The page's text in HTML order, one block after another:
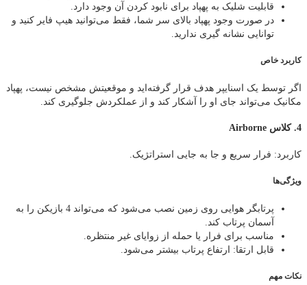
قابلیت شلیک به پهپاد برای نابود کردن آن وجود دارد.
در صورت وجود پهپاد بالای سر شما، فقط می‌توانید هیپ‌ فایر کنید و
توانایی نشانه‌ گیری ندارید.
کاربرد خاص
اگر توسط یک اسنایپر هدف قرار گرفته‌اید و موقعیتش مشخص نیست، پهپاد
مکانیک می‌تواند جای او را آشکار کند و از عملکردش جلوگیری کند.
4. کلاس Airborne
کاربرد: فرار سریع و جا‌ به‌ جایی استراتژیک.
ویژگی‌ها
پرتابگر هوایی روی زمین نصب می‌شود که می‌تواند 4 بازیکن را به
آسمان پرتاب کند.
مناسب برای فرار یا حمله از زوایای غیر منتظره.
قابل ارتقا: ارتفاع پرتاب بیشتر می‌شود.
نکات مهم